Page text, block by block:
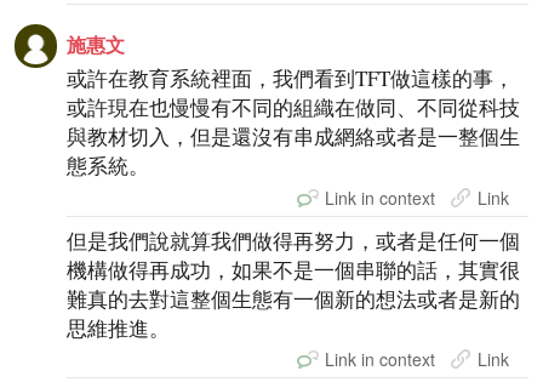
施惠文
或許在教育系統裡面，我們看到TFT做這樣的事，
或許現在也慢慢有不同的組織在做同、不同從科技
與教材切入，但是還沒有串成網絡或者是一整個生
態系統。
Link in context Link
但是我們說就算我們做得再努力，或者是任何一個
機構做得再成功，如果不是一個串聯的話，其實很
難真的去對這整個生態有一個新的想法或者是新的
思維推進。
Link in context Link